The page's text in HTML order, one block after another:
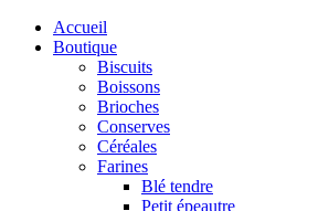
Accueil
Boutique
Biscuits
Boissons
Brioches
Conserves
Céréales
Farines
Blé tendre
Petit épeautre